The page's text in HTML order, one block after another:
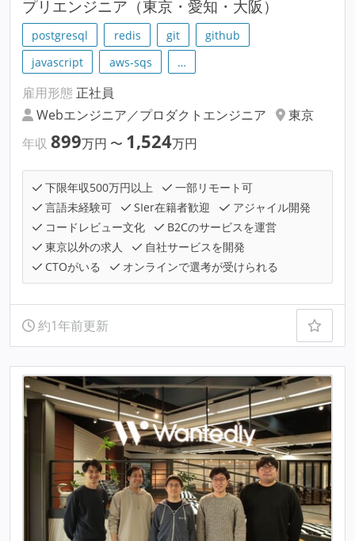
プリエンジニア（東京・愛知・大阪）
postgresql redis git
github
javascript
aws-sqs …
雇用形態 正社員
Webエンジニア／プロダクトエンジニア
東京
年収 899万円 〜 1,524万円
下限年収500万円以上
一部リモート可
言語未経験可
SIer在籍者歓迎
アジャイル開発
コードレビュー文化
B2Cのサービスを運営
東京以外の求人
自社サービスを開発
CTOがいる
オンラインで選考が受けられる
約1年前更新